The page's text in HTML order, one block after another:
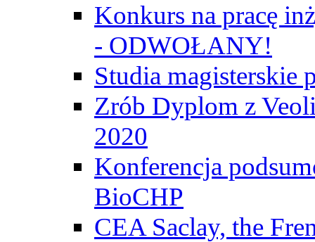
Konkurs na pracę
- ODWOŁANY!
Studia magisterskie
Zrób Dyplom z
2020
Konferencja
BioCHP
CEA Saclay, the